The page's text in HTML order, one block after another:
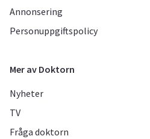
Annonsering
Personuppgiftspolicy
Mer av Doktorn
Nyheter
TV
Fråga doktorn